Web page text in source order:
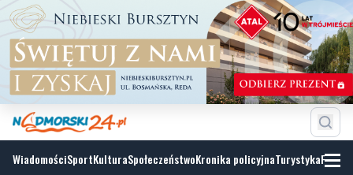
WiadomościSportKulturaSpołeczeństwoKronika policyjnaTurystyka